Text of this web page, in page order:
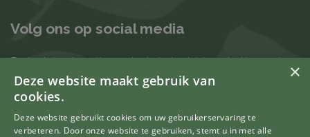
Volg ons op social media
De laatste nieuwtjes en leukste berichten vind je op de
de volgende kanalen:
×
Deze website maakt gebruik van
cookies.
Deze website gebruikt cookies om uw gebruikerservaring te
verbeteren. Door onze website te gebruiken, stemt u in met alle